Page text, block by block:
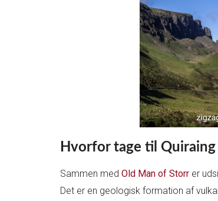
Hvorfor tage til
Sammen med Old Man of Storr er
Det er en geologisk formation af